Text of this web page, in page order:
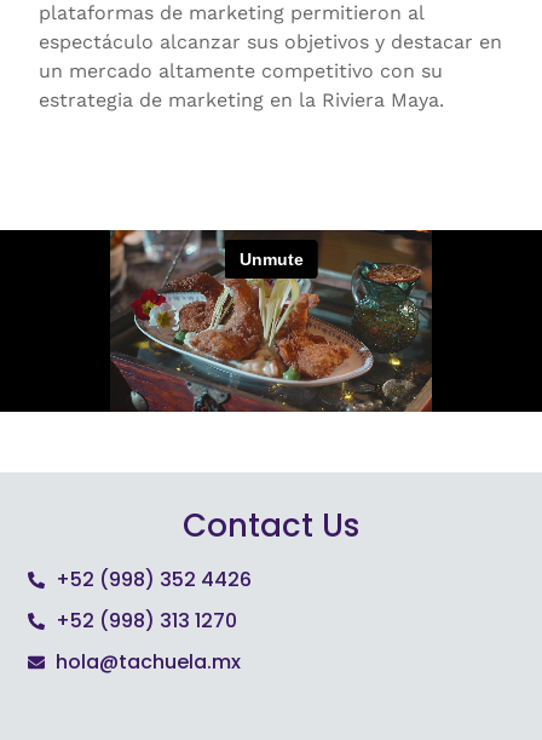
plataformas de marketing permitieron al
espectáculo alcanzar sus objetivos y destacar en
un mercado altamente competitivo con su
estrategia de marketing en la Riviera Maya.
Contact Us
+52 (998) 352 4426
+52 (998) 313 1270
hola@tachuela.mx